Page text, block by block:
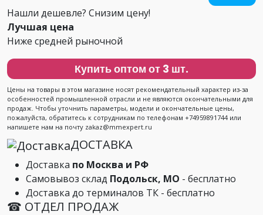
Нашли дешевле? Снизим цену!
Лучшая цена
Ниже средней рыночной
Купить оптом от 3 шт.
Цены на товары в этом магазине носят рекомендательный характер из-за
особенностей промышленной отрасли и не являются окончательными для
продаж. Чтобы уточнить параметры, модели и окончательные цены,
пожалуйста, обратитесь к сотрудникам по телефонам +74959891744 или
напишете нам на почту zakaz@mmexpert.ru
ДОСТАВКА
Доставка по Москва и РФ
Самовывоз склад Подольск, МО - бесплатно
Доставка до терминалов ТК - бесплатно
☎ ОТДЕЛ ПРОДАЖ